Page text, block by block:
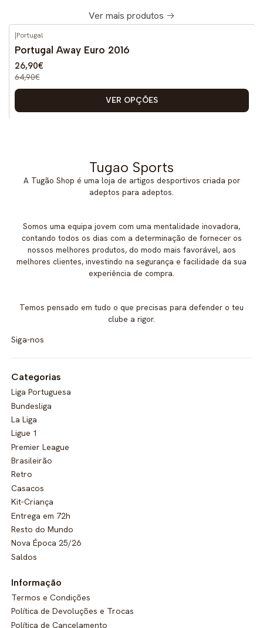
Ver mais produtos
-59% DESCONTO
|Portugal
Portugal Away Euro 2016
26,90€
64,90€
VER OPÇÕES
Tugao Sports
A Tugão Shop é uma loja de artigos desportivos criada por
adeptos para adeptos.
Somos uma equipa jovem com uma mentalidade inovadora,
contando todos os dias com a determinação de fornecer os
nossos melhores produtos, do modo mais favorável, aos
melhores clientes, investindo na segurança e facilidade da sua
experiência de compra.
Temos pensado em tudo o que precisas para defender o teu
clube a rigor.
Siga-nos
Categorias
Liga Portuguesa
Bundesliga
La Liga
Ligue 1
Premier League
Brasileirão
Retro
Casacos
Kit-Criança
Entrega em 72h
Resto do Mundo
Nova Época 25/26
Saldos
Informação
Termos e Condições
Política de Devoluções e Trocas
Política de Cancelamento